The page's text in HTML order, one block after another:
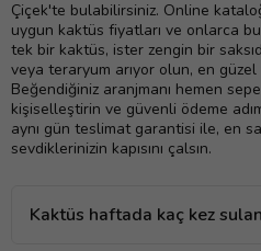
Çiçek'te bulabilirsiniz. Online
uygun kaktüs fiyatları ve onlarca
tek bir kaktüs, ister zengin bir
veya teraryum arıyor olun, en güzel
Beğendiğiniz aranjmanı hemen
kişiselleştirin ve güvenli ödeme
aynı gün teslimat garantisi ile, en
sevdiklerinizin kapısını çalsın.
Kaktüs haftada kaç kez